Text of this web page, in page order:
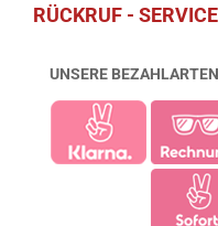
RÜCKRUF - SERVICE
UNSERE BEZAHLARTEN